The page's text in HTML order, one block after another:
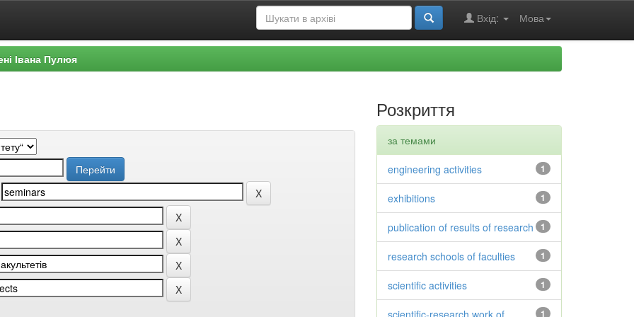
Мова
Вхід:
Івана Пулюя
Розкриття
за темами
1
engineering activities
1
exhibitions
1
publication of results of research
1
research schools of faculties
1
scientific activities
1
scientific-research work of